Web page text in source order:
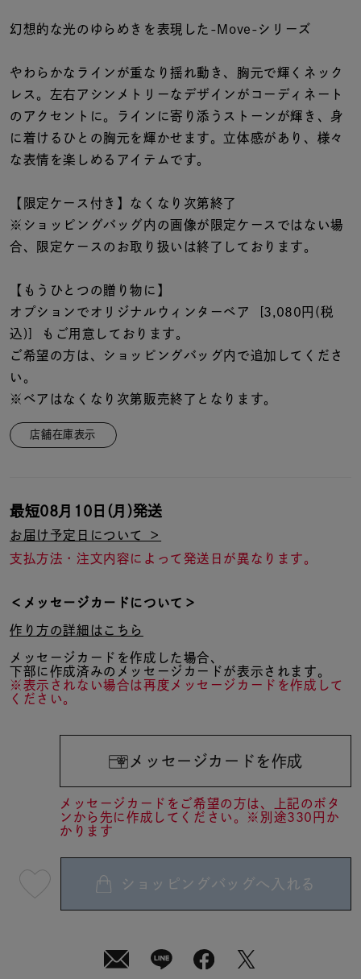
リングサイズ
～
価格 ¥0
在庫 在庫ありのみ すべて表示
幻想的な光のゆらめきを表現した-Move-シリーズ
やわらかなラインが重なり揺れ動き、胸元で輝くネック
レス。左右アシンメトリーなデザインがコーディネート
のアクセントに。ラインに寄り添うストーンが輝き、身
に着けるひとの胸元を輝かせます。立体感があり、様々
な表情を楽しめるアイテムです。
【限定ケース付き】なくなり次第終了
※ショッピングバッグ内の画像が限定ケースではない場
合、限定ケースのお取り扱いは終了しております。
【もうひとつの贈り物に】
オプションでオリジナルウィンターベア [3,080円(税
込)] もご用意しております。
ご希望の方は、ショッピングバッグ内で追加してくださ
い。
※ベアはなくなり次第販売終了となります。
店舗在庫表示
最短08月10日(月)発送
お届け予定日について ＞
支払方法・注文内容によって発送日が異なります。
＜メッセージカードについて＞
作り方の詳細はこちら
メッセージカードを作成した場合、
下部に作成済みのメッセージカードが表示されます。
※表示されない場合は再度メッセージカードを作成して
ください。
メッセージカードを作成
メッセージカードをご希望の方は、上記のボタ
ンから先に作成してください。※別途330円か
かります
08
ショッピングバッグへ入れる